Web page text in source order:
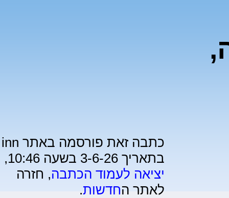
כתבה זאת פורסמה באתר inn
בתאריך 3-6-26 בשעה 10:46,
יציאה לעמוד הכתבה, חזרה
לאתר החדשות.